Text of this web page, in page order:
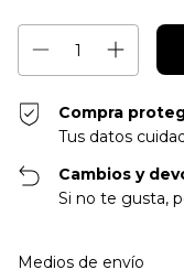
Compra
Tus datos
Cambios y
Si no te gusta,
Entregas para el CP:
Medios de envío